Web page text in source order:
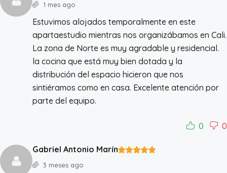
1 mes ago
Estuvimos alojados temporalmente en este
apartaestudio mientras nos organizábamos en Cali.
La zona de Norte es muy agradable y residencial.
la cocina que está muy bien dotada y la
distribución del espacio hicieron que nos
sintiéramos como en casa. Excelente atención por
parte del equipo.
0 0
Gabriel Antonio Marín
3 meses ago